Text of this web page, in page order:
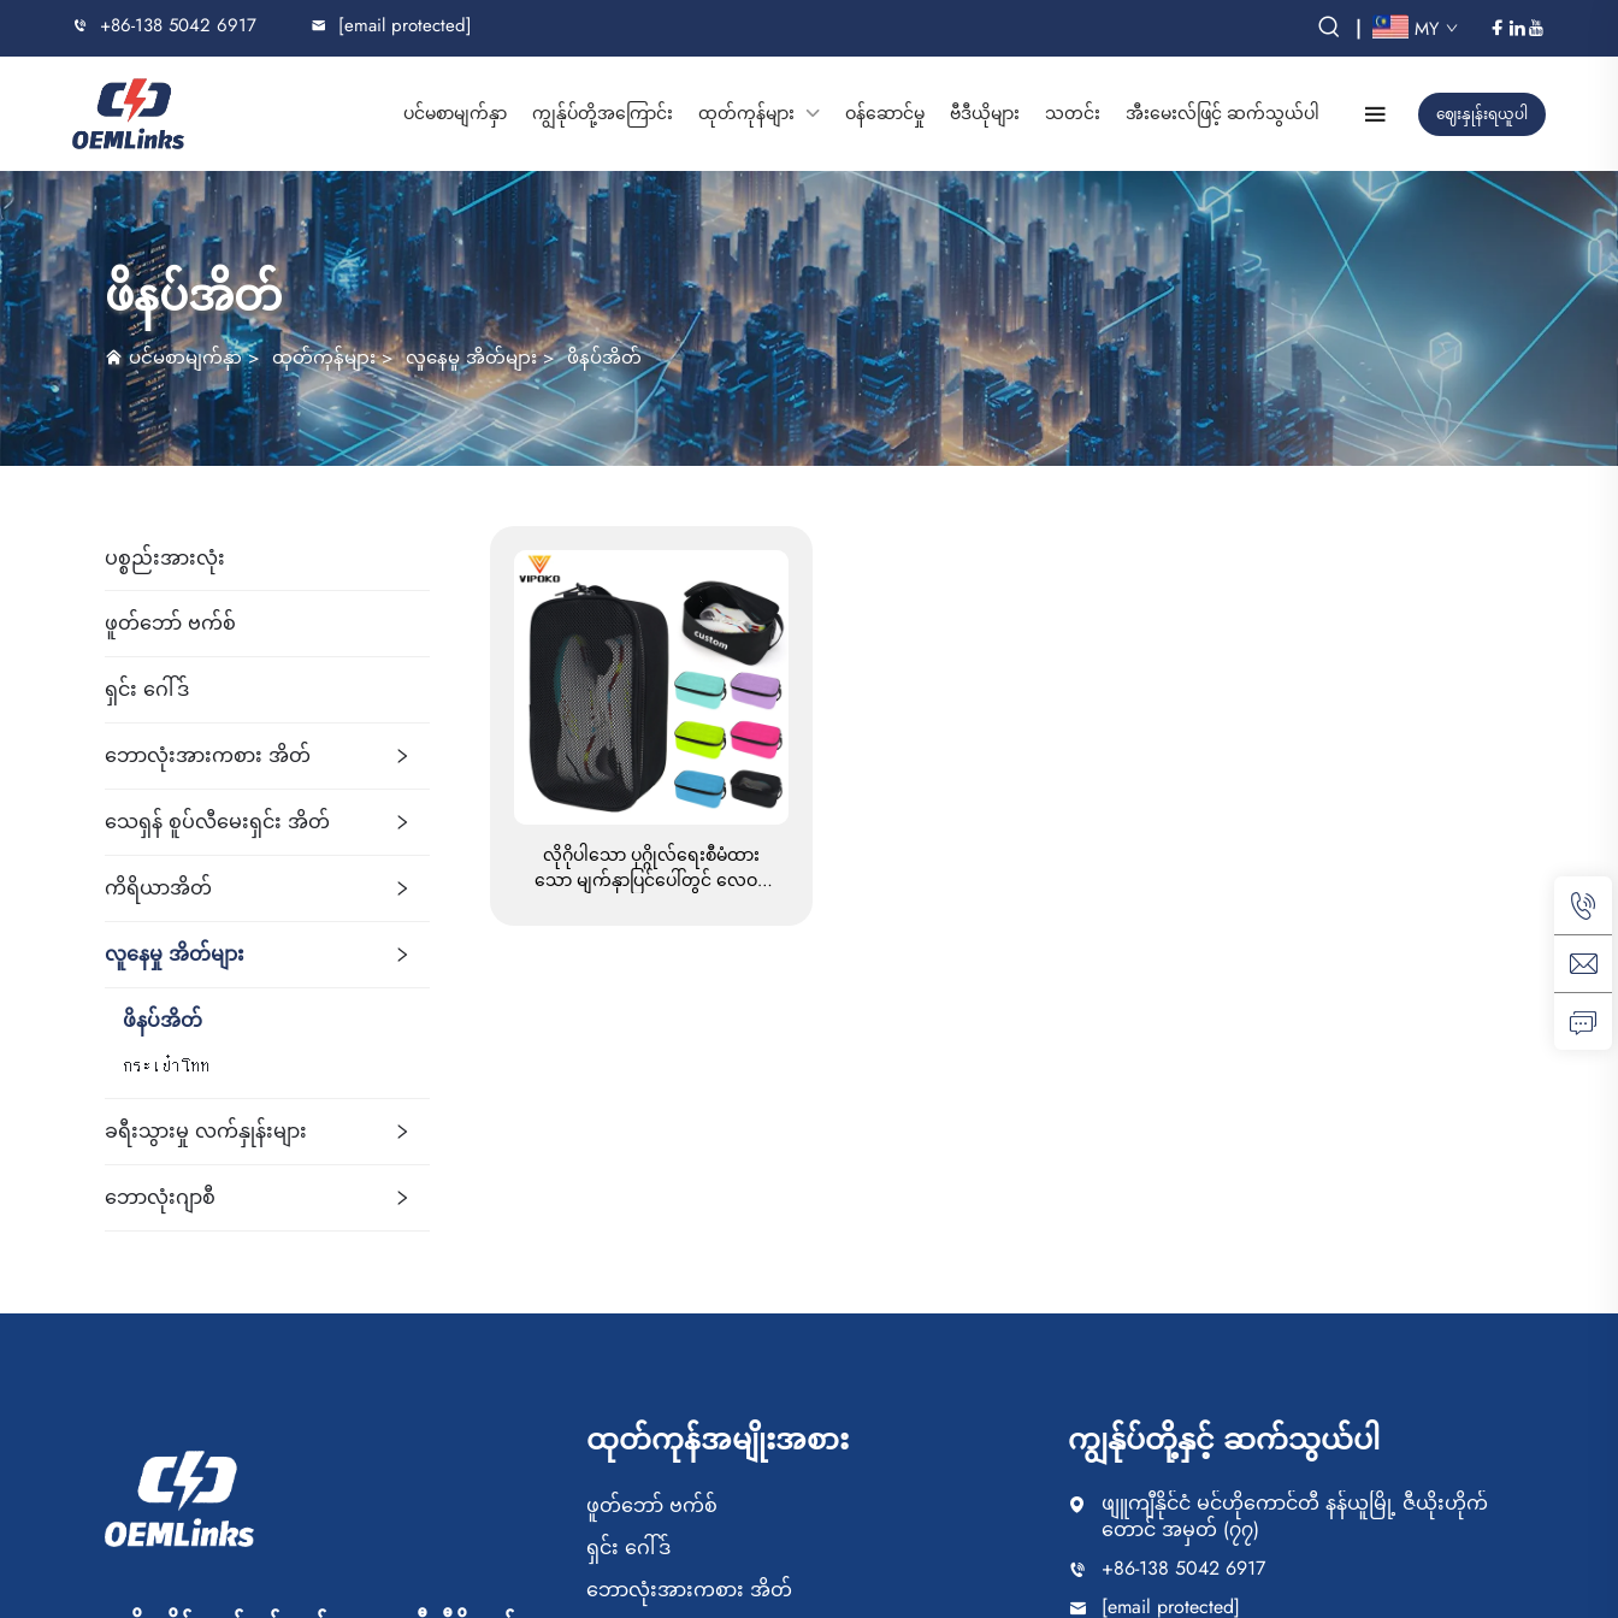
+86-138 5042 6917 [email protected] | MY
ပင်မစာမျက်နှာ ကျွန်ုပ်တို့အကြောင်း ထုတ်ကုန်များ ဝန်ဆောင်မှု ဗီဒီယိုများ သတင်း အီးမေးလ်ဖြင့် ဆက်သွယ်ပါ ဈေးနှုန်းရယူပါ
ဖိနပ်အိတ်
ပင်မစာမျက်နှာ> ထုတ်ကုန်များ>လူနေမှု အိတ်များ>ဖိနပ်အိတ်
ပစ္စည်းအားလုံး
ဖူတ်ဘော် ဗက်စ်
ရှင်း ဂေါ်ဒ်
ဘောလုံးအားကစား အိတ်
သေရှန် စူပ်လီမေးရှင်း အိတ်
ကိရိယာအိတ်
လူနေမှု အိတ်များ
ဖိနပ်အိတ်
กระเป๋าโทท
ခရီးသွားမှု လက်နှုန်းများ
ဘောလုံးဂျာစီ
လိုဂိုပါသော ပုဂ္ဂိုလ်ရေးစီမံထား
သော မျက်နှာပြင်ပေါ်တွင် လေဝင်
ထုတ်ကုန်အမျိုးအစား
ဖူတ်ဘော် ဗက်စ်
ရှင်း ဂေါ်ဒ်
ဘောလုံးအားကစား အိတ်
ကျွန်ုပ်တို့နှင့် ဆက်သွယ်ပါ
ဖျူကျီနိုင်ငံ မင်ဟိုကောင်တီ နန်ယူမြို့ ဇီယိုးဟိုက်
တောင် အမှတ် (၇၇)
+86-138 5042 6917
[email protected]